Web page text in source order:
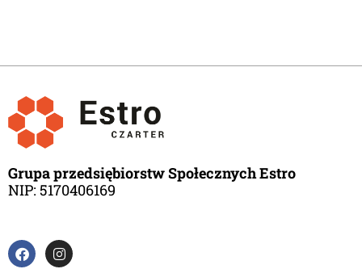
Grupa przedsiębiorstw Społecznych Estro
NIP: 5170406169
F
a
I
n